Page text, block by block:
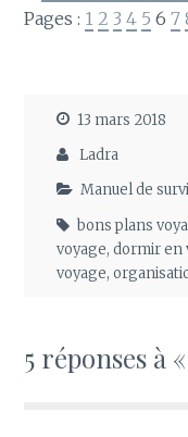
Pages : 1 2 3 4 5 6 7
13 mars 2018
Ladra
Manuel de
bons plans
voyage,dormir en
voyage,
5 réponses à